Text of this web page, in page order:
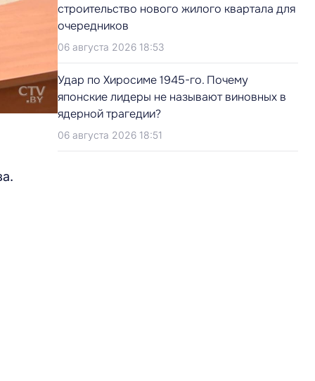
строительство нового жилого квартала для
очередников
06 августа 2026 18:53
Удар по Хиросиме 1945-го. Почему
японские лидеры не называют виновных в
ядерной трагедии?
06 августа 2026 18:51